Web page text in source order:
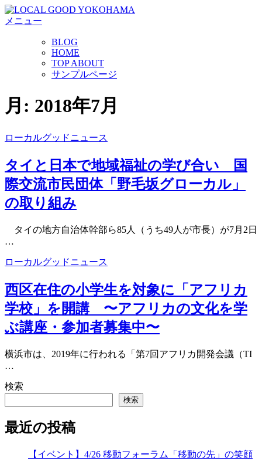
コ
ン
キ
ッ
メニュー
BLOG
HOME
TOP ABOUT
サンプルページ
月: 2018年7月
ローカルグッドニュース
タイと日本で地域福祉の学び合い 国
際交流市民団体「野毛坂グローカル」
の取り組み
タイの地方自治体幹部ら85人（うち49人が市長）が7月2日
…
ローカルグッドニュース
西区在住の小学生を対象に「アフリカ
学校」を開講 〜アフリカの文化を学
ぶ講座・参加者募集中〜
横浜市は、2019年に行われる「第7回アフリカ開発会議（TI
…
検索
検索
最近の投稿
【イベント】4/26 移動フォーラム「移動の先」の笑顔